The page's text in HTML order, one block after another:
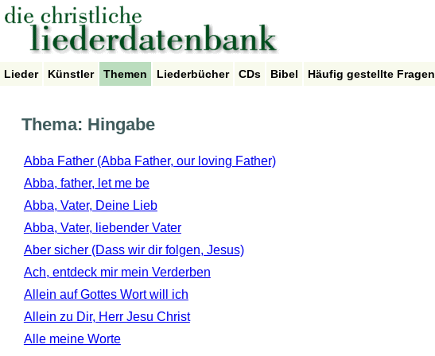
Lieder Künstler Themen Liederbücher CDs Bibel Häufig gestellte Fragen
Thema: Hingabe
Abba Father (Abba Father, our loving Father)
Abba, father, let me be
Abba, Vater, Deine Lieb
Abba, Vater, liebender Vater
Aber sicher (Dass wir dir folgen, Jesus)
Ach, entdeck mir mein Verderben
Allein auf Gottes Wort will ich
Allein zu Dir, Herr Jesu Christ
Alle meine Worte